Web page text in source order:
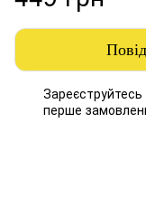
Зареєструйтесь
перше